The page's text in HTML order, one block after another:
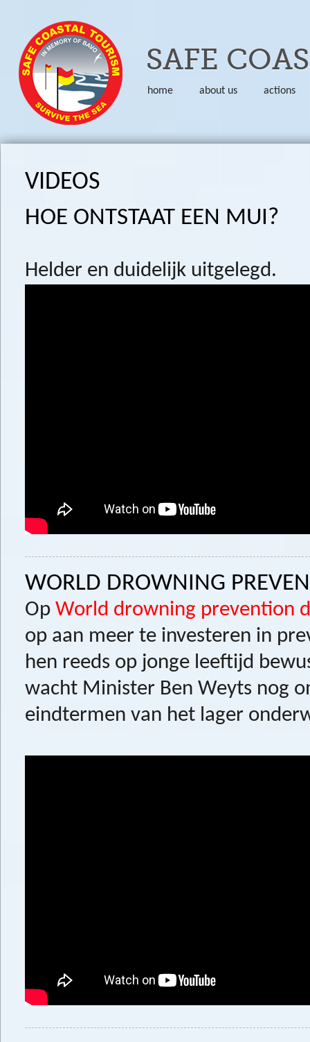
SAFE
home about us actions
VIDEOS
HOE ONTSTAAT EEN MUI?
Helder en duidelijk uitgelegd.
WORLD DROWNING
Op World drowning prevention
op aan meer te investeren in
hen reeds op jonge leeftijd
wacht Minister Ben Weyts nog
eindtermen van het lager